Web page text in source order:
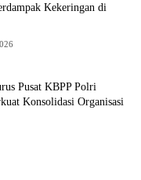
Kekeringan di
Pusat KBPP Polri
Konsolidasi Organisasi